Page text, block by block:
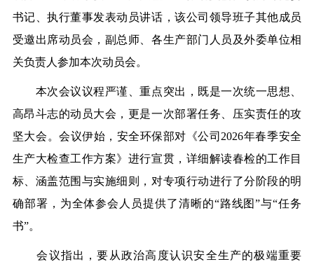
书记、执行董事发表动员讲话，该公司领导班子其他成员
受邀出席动员会，副总师、各生产部门人员及外委单位相
关负责人参加本次动员会。
本次会议议程严谨、重点突出，既是一次统一思想、
高昂斗志的动员大会，更是一次部署任务、压实责任的攻
坚大会。会议伊始，安全环保部对《公司2026年春季安全
生产大检查工作方案》进行宣贯，详细解读春检的工作目
标、涵盖范围与实施细则，对专项行动进行了分阶段的明
确部署，为全体参会人员提供了清晰的“路线图”与“任务
书”。
会议指出，要从政治高度认识安全生产的极端重要